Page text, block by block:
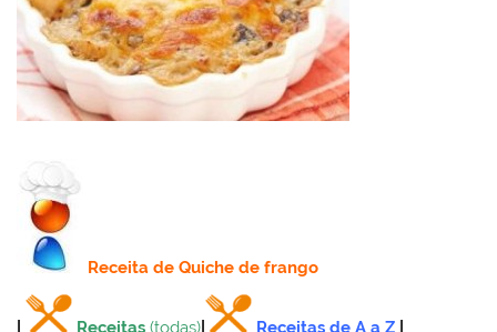
Receitade Quiche de frango
Receitas (todas) Receitas de A a Z